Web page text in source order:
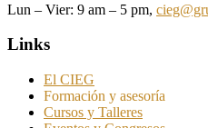
Lun – Vier: 9 am – 5 pm,
Links
El CIEG
Formación y asesoría
Cursos y Talleres